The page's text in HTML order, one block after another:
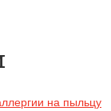
на пыльцу